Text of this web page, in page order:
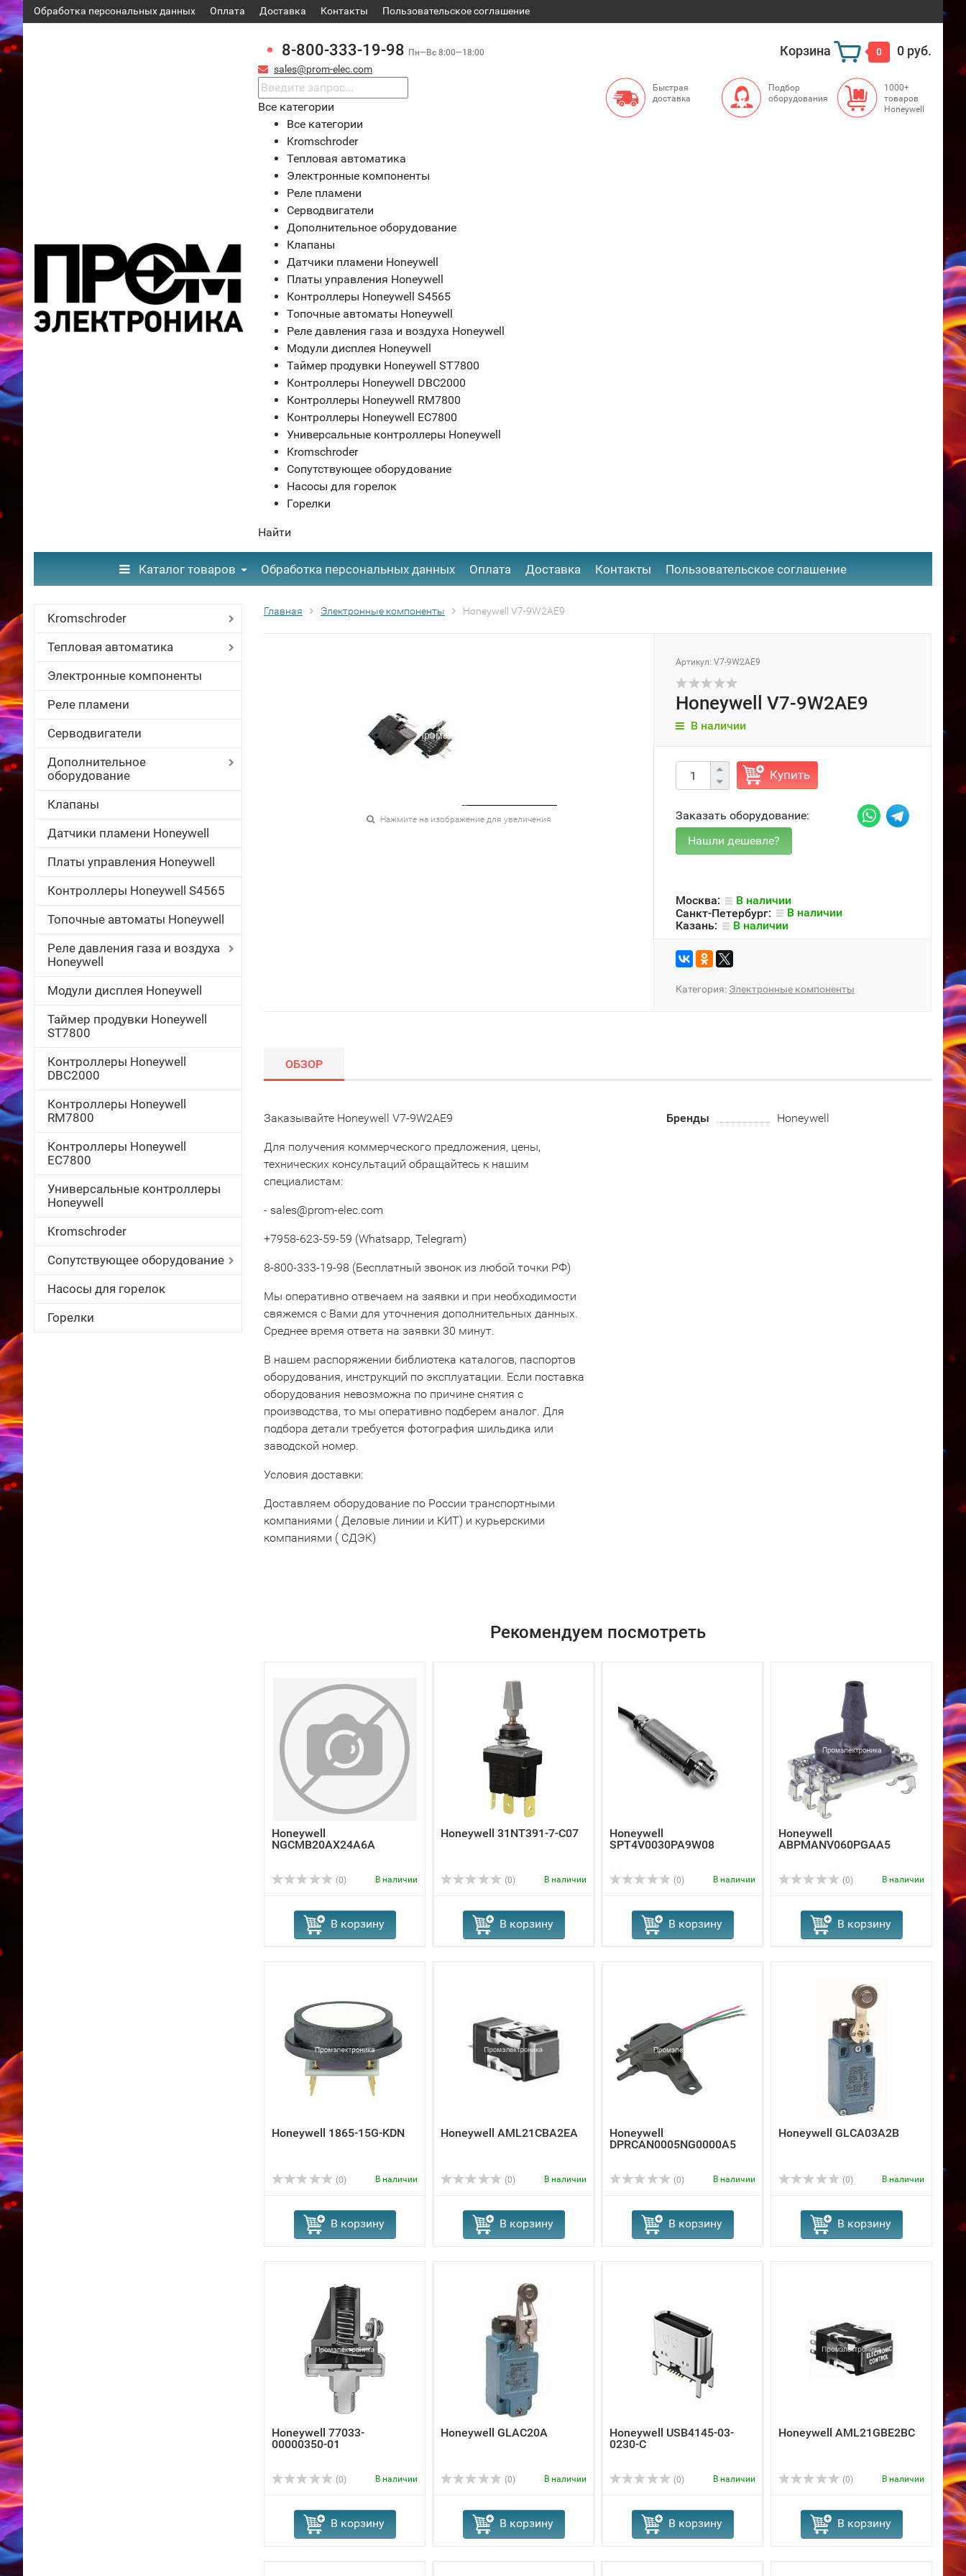
Обработка персональных данных Оплата Доставка Контакты ​Пользовательское соглашение
8-800-333-19-98 Пн—Вс 8:00—18:00
sales@prom-elec.com
Корзина 0 0 руб.
Все категории
Все категории
Kromschroder
Тепловая автоматика
Электронные компоненты
Реле пламени
Серводвигатели
Дополнительное оборудование
Клапаны
Датчики пламени Honeywell
Платы управления Honeywell
Контроллеры Honeywell S4565
Топочные автоматы Honeywell
Реле давления газа и воздуха Honeywell
Модули дисплея Honeywell
Таймер продувки Honeywell ST7800
Контроллеры Honeywell DBC2000
Контроллеры Honeywell RM7800
Контроллеры Honeywell EC7800
Универсальные контроллеры Honeywell
Kromschroder
Сопутствующее оборудование
Насосы для горелок
Горелки
Найти
Быстрая
доставка
Подбор
оборудования
1000+
товаров
Honeywell
Каталог товаров Обработка персональных данных Оплата Доставка Контакты ​Пользовательское соглашение
Kromschroder
Тепловая автоматика
Электронные компоненты
Реле пламени
Серводвигатели
Дополнительное
оборудование
Клапаны
Датчики пламени Honeywell
Платы управления Honeywell
Контроллеры Honeywell S4565
Топочные автоматы Honeywell
Реле давления газа и воздуха
Honeywell
Модули дисплея Honeywell
Таймер продувки Honeywell
ST7800
Контроллеры Honeywell
DBC2000
Контроллеры Honeywell
RM7800
Контроллеры Honeywell
EC7800
Универсальные контроллеры
Honeywell
Kromschroder
Сопутствующее оборудование
Насосы для горелок
Горелки
Главная Электронные компоненты Honeywell V7-9W2AE9
Нажмите на изображение для увеличения
Артикул: V7-9W2AE9
Honeywell V7-9W2AE9
В наличии
Купить
Заказать оборудование:
Москва:
В наличии
Санкт-Петербург:
В наличии
Казань:
В наличии
Категория: Электронные компоненты
ОБЗОР
Заказывайте Honeywell V7-9W2AE9
Для получения коммерческого предложения, цены,
технических консультаций обращайтесь к нашим
специалистам:
- sales@prom-elec.com
+7958-623-59-59 (Whatsapp, Telegram)
8-800-333-19-98 (Бесплатный звонок из любой точки РФ)
Мы оперативно отвечаем на заявки и при необходимости
свяжемся с Вами для уточнения дополнительных данных.
Среднее время ответа на заявки 30 минут.
В нашем распоряжении библиотека каталогов, паспортов
оборудования, инструкций по эксплуатации. Если поставка
оборудования невозможна по причине снятия с
производства, то мы оперативно подберем аналог. Для
подбора детали требуется фотография шильдика или
заводской номер.
Условия доставки:
Доставляем оборудование по России транспортными
компаниями ( Деловые линии и КИТ) и курьерскими
компаниями ( СДЭК)
Бренды Honeywell
Рекомендуем посмотреть
Honeywell
NGCMB20AX24A6A
(0) В наличии
В корзину
Honeywell 31NT391-7-C07
(0) В наличии
В корзину
Honeywell
SPT4V0030PA9W08
(0) В наличии
В корзину
Honeywell
ABPMANV060PGAA5
(0) В наличии
В корзину
Honeywell 1865-15G-KDN
(0) В наличии
В корзину
Honeywell AML21CBA2EA
(0) В наличии
В корзину
Honeywell
DPRCAN0005NG0000A5
(0) В наличии
В корзину
Honeywell GLCA03A2B
(0) В наличии
В корзину
Honeywell 77033-
00000350-01
(0) В наличии
В корзину
Honeywell GLAC20A
(0) В наличии
В корзину
Honeywell USB4145-03-
0230-C
(0) В наличии
В корзину
Honeywell AML21GBE2BC
(0) В наличии
В корзину